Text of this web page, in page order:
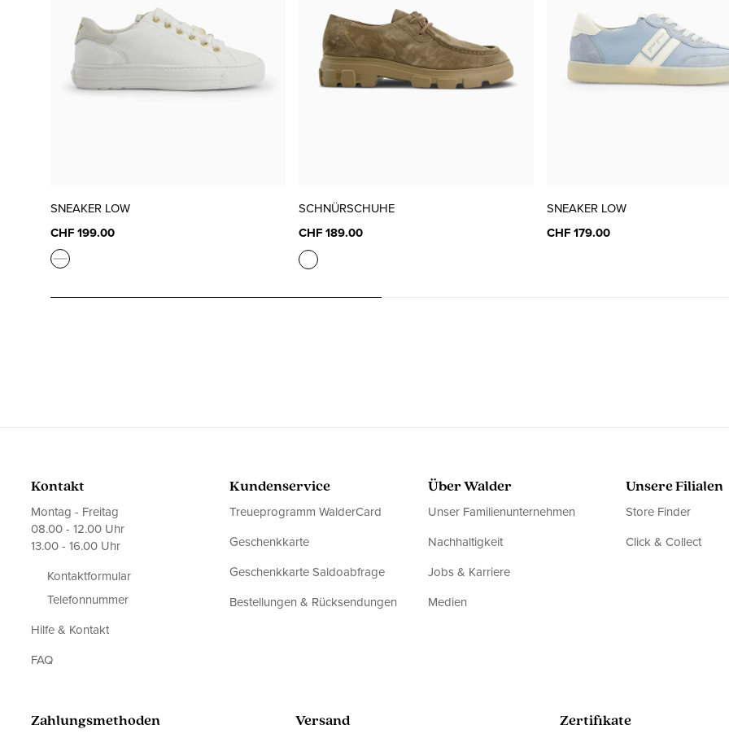
42 ( 8 ) CHF 199.00
SNEAKER LOW
CHF 199.00
SCHNÜRSCHUHE
CHF 189.00
SNEAKER LOW
CHF 179.00
Kontakt
Montag - Freitag
08.00 - 12.00 Uhr
13.00 - 16.00 Uhr
Kontaktformular
Telefonnummer
Hilfe & Kontakt
FAQ
Kundenservice
Treueprogramm WalderCard
Geschenkkarte
Geschenkkarte Saldoabfrage
Bestellungen & Rücksendungen
Über Walder
Unser Familienunternehmen
Nachhaltigkeit
Jobs & Karriere
Medien
Unsere Filialen
Store Finder
Click & Collect
Zahlungsmethoden Versand Zertifikate